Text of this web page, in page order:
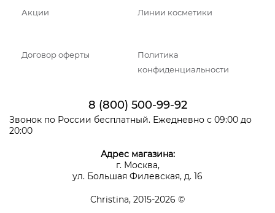
Акции Линии косметики
Договор оферты
Политика
конфиденциальности
8 (800) 500-99-92
Звонок по России бесплатный. Ежедневно с 09:00 до
20:00
Адрес магазина:
г. Москва,
ул. Большая Филевская, д. 16
Christina, 2015-2026 ©